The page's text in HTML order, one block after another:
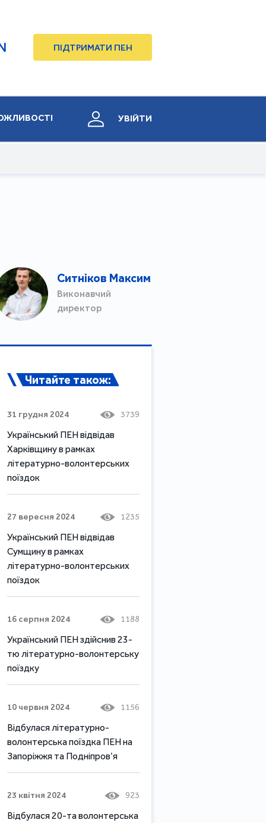
ПІДТРИМАТИ ПЕН
УВІЙТИ
Ситніков Максим
Виконавчий
директор
Читайте також:
31 грудня 2024 3739
Український ПЕН відвідав
Харківщину в рамках
літературно-волонтерських
поїздок
27 вересня 2024 1235
Український ПЕН відвідав
Сумщину в рамках
літературно-волонтерських
поїздок
16 серпня 2024 1188
Український ПЕН здійснив 23-
тю літературно-волонтерську
поїздку
10 червня 2024 1156
Відбулася літературно-
волонтерська поїздка ПЕН на
Запоріжжя та Подніпров’я
23 квітня 2024 923
Відбулася 20-та волонтерська